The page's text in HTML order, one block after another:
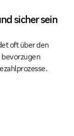
sicher sein
oft über den
bevorzugen